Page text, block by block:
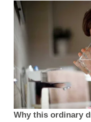
Why this ordinary